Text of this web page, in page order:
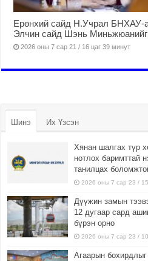
Ерөнхий сайд Н.Учрал БНХАУ-
Элчин сайд Шэнь Миньжюанийг
2026 оны 7 сар 21 / 16 цаг 39 минут
Шинэ Их Үзсэн
Хянан шалгах түр
нотлох баримттай
танилцах
2026 оны 7 сар 23 /
Дүүжин замын
12 дугаар сард
бүрэн орно
2026 оны 7 сар 23 /
Агаарын